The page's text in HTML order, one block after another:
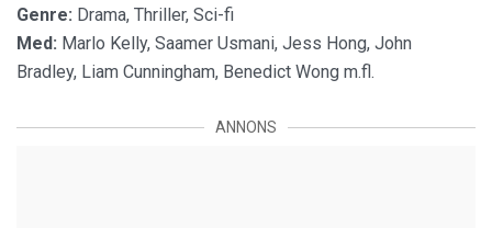
Genre: Drama, Thriller, Sci-fi
Med: Marlo Kelly, Saamer Usmani, Jess Hong, John
Bradley, Liam Cunningham, Benedict Wong m.fl.
ANNONS